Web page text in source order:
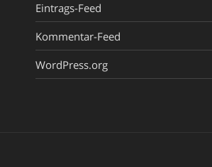
Eintrags-Feed
Kommentar-Feed
WordPress.org